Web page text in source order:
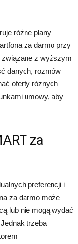
różne plany
za darmo przy
związane z wyższym
danych, rozmów
oferty różnych
umowy, aby
za
preferencji i
za darmo może
lub nie mogą wydać
trzeba